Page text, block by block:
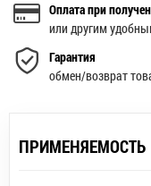
Оплата при
или другим
Гарантия
обмен/возврат
ПРИМЕНЯЕМОСТЬ